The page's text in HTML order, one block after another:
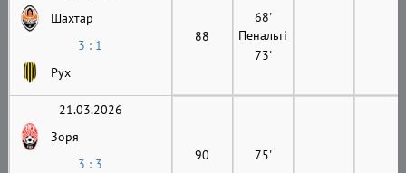
Шахтар
3 : 1
Рух
88
68'
Пенальті
73'
21.03.2026
Зоря
3 : 3
90 75'